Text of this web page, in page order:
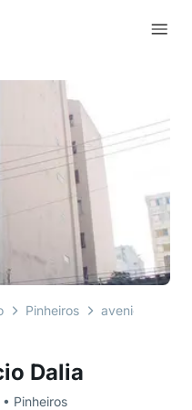
Dalia
Pinheiros
Pinheiros avenida